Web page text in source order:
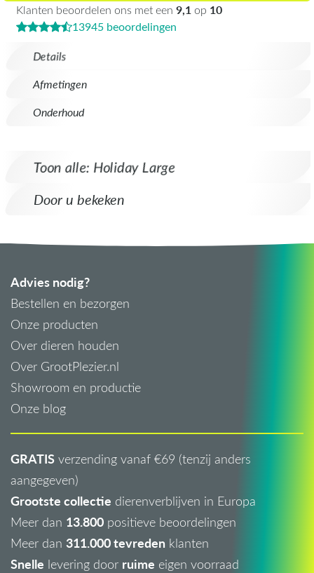
Details
Afmetingen
Onderhoud
Klanten beoordelen ons met een 9,1 op 10
13945 beoordelingen
Toon alle: Holiday Large
Door u bekeken
Advies nodig?
Bestellen en bezorgen
Onze producten
Over dieren houden
Over GrootPlezier.nl
Showroom en productie
Onze blog
GRATIS verzending vanaf €69 (tenzij anders
aangegeven)
Grootste collectie dierenverblijven in Europa
Meer dan 13.800 positieve beoordelingen
Meer dan 311.000 tevreden klanten
Snelle levering door ruime eigen voorraad